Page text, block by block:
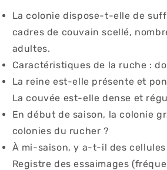
La colonie dispose-t-elle de
cadres de couvain scellé,
adultes.
Caractéristiques de la ruche :
La reine est-elle présente et
La couvée est-elle dense et
En début de saison, la colonie
colonies du rucher ?
À mi-saison, y a-t-il des
Registre des essaimages